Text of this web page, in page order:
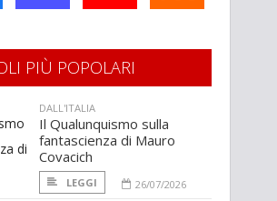
PIÙ POPOLARI
DALL'ITALIA
Il Qualunquismo sulla
fantascienza di Mauro
Covacich
LEGGI
26/07/2026